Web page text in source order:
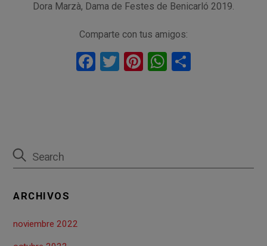
Dora Marzà, Dama de Festes de Benicarló 2019.
Comparte con tus amigos:
F
k
T Pi W
p
ARCHIVOS
noviembre 2022